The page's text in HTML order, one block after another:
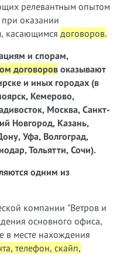
релевантным опытом
оказании
касающимся договоров.
и спорам,
договоров оказывают
и иных городах (в
Кемерово,
Москва, Санкт-
Новгород, Казань,
Уфа, Волгоград,
Тольятти, Сочи).
одним из
компании "Ветров и
основного офиса,
в месте нахождения
телефон, скайп,